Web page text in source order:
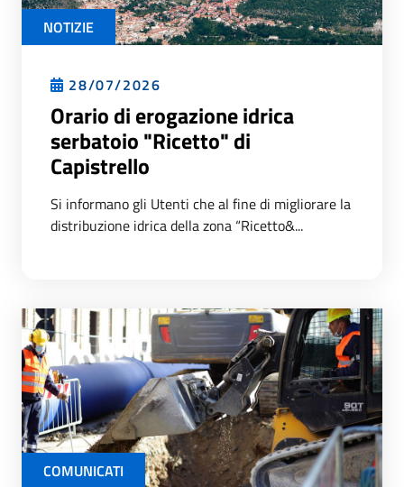
NOTIZIE
28/07/2026
Orario di erogazione idrica
serbatoio "Ricetto" di
Capistrello
Si informano gli Utenti che al fine di migliorare la
distribuzione idrica della zona “Ricetto&...
COMUNICATI